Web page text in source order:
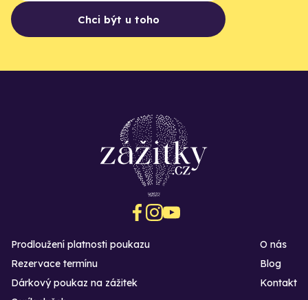
Chci být u toho
Prodloužení platnosti poukazu
Rezervace termínu
Dárkový poukaz na zážitek
O nás
Blog
Kontakt